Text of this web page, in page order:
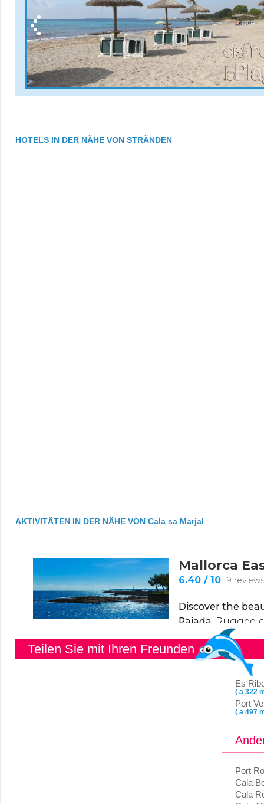
HOTELS IN DER NÄHE VON STRÄNDEN
AKTIVITÄTEN IN DER NÄHE VON Cala sa Marjal
Teilen Sie mit Ihren Freunden
Es
( a 322
Port
( a 497
Port
Cala
Cala